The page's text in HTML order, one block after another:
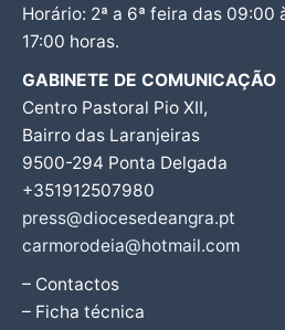
Horário: 2ª a 6ª feira das 09:00
17:00 horas.
GABINETE DE COMUNICAÇÃO
Centro Pastoral Pio XII,
Bairro das Laranjeiras
9500-294 Ponta Delgada
+351912507980
press@diocesedeangra.pt
carmorodeia@hotmail.com
– Contactos
– Ficha técnica